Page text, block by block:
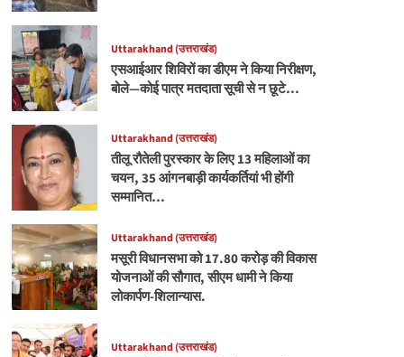
Uttarakhand (उत्तराखंड)
एसआईआर शिविरों का डीएम ने किया निरीक्षण,
बोले—कोई पात्र मतदाता सूची से न छूटे…
Uttarakhand (उत्तराखंड)
तीलू रौतेली पुरस्कार के लिए 13 महिलाओं का
चयन, 35 आंगनबाड़ी कार्यकर्तियां भी होंगी
सम्मानित…
Uttarakhand (उत्तराखंड)
मसूरी विधानसभा को 17.80 करोड़ की विकास
योजनाओं की सौगात, सीएम धामी ने किया
लोकार्पण-शिलान्यास.
Uttarakhand (उत्तराखंड)